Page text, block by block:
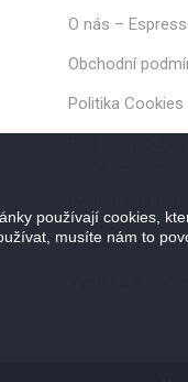
O nás –
Obchodní
Politika Cookies
Doprava a platby
Výměna a
používají cookies,
musíte nám to